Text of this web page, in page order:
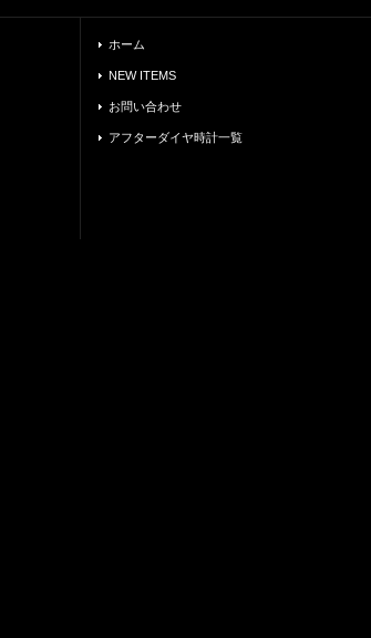
ホーム
NEW ITEMS
お問い合わせ
アフターダイヤ時計一覧